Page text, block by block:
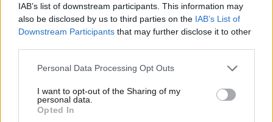
IAB’s list of downstream participants. This information may
also be disclosed by us to third parties on the IAB’s List of
Downstream Participants that may further disclose it to other
Please note that this website/app uses one or more Google
not limited to your visit or usage behaviour. You may click to
grant or deny consent to Google and its third-party tags to
use your data for below specified purposes in below Google
Personal Data Processing Opt Outs
I want to opt-out of the Sharing of my
personal data.
Opted In
LIFESTYLE06·08·2026 22:38
Αθηνά Οικονομάκου από τα Μπόρα Μπόρα:
«Έσκασε τώρα όλη η κούραση» – Το απρόοπτο